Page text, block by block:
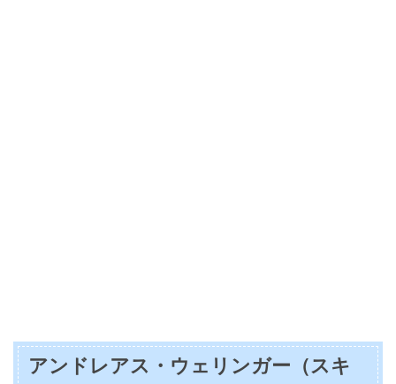
アンドレアス・ウェリンガー（スキ